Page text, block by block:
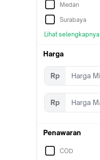
Medan
Surabaya
Lihat selengkapnya
Harga
Rp
Rp
Penawaran
COD